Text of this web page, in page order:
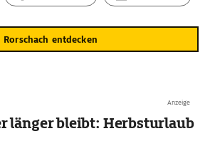
Rorschach entdecken
Anzeige
länger bleibt: Herbsturlaub